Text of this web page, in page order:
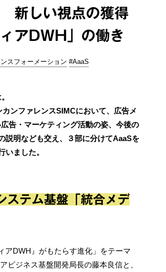
新しい視点の獲得
アDWH」の働き
スフォーメーション #AaaS
ンファレンスSIMCにおいて、広告メ
告・マーケティング活動の姿、今後の
説明なども交え、３部に分けてAaaSを
ました。
ステム基盤「統合メデ
アDWH』がもたらす進化」をテーマ
ビジネス基盤開発局長の藤本良信と、